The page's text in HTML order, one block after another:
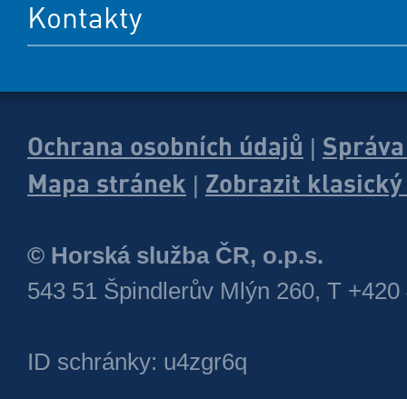
Kontakty
Ochrana osobních údajů
Mapa stránek
Zobrazit
© Horská služba ČR, o.p.s.
543 51 Špindlerův Mlýn 260, T +420
ID schránky: u4zgr6q